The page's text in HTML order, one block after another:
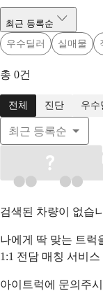
최근 등록순
우수딜러
실매물
총 0건
전체 진단 우수
최근 등록순
검색된 차량이 없습
나에게 딱 맞는 트럭
1:1 전담 매칭 서비스
아이트럭에 문의주